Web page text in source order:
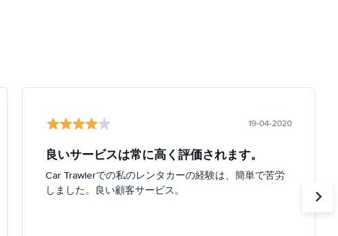
19-04-2020
良いサービスは常に高く評価されます。
Car Trawlerでの私のレンタカーの経験は、簡単で苦労
しました。良い顧客サービス。